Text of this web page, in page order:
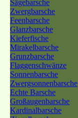
Sägebarsche
Zwergbarsche
Feenbarsche
Glanzbarsche
Kieferfische
Mirakelbarsche
Grunzbarsche
Flaggenschwänze
Sonnenbarsche
Zwergsonnenbarsche
Echte Barsche
Großaugenbarsche
Kardinalbarsche